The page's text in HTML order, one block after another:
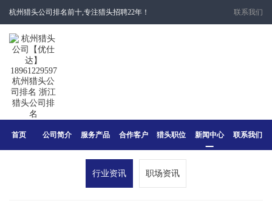
杭州猎头公司排名前十,专注猎头招聘22年！ 联系我们
首页 公司简介 服务产品 合作客户 猎头职位 新闻中心 联系我们
行业资讯 职场资讯